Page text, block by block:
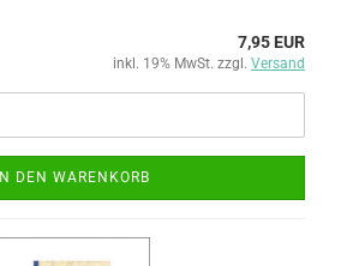
7,95 EUR
inkl. 19% MwSt. zzgl. Versand
IN DEN WARENKORB